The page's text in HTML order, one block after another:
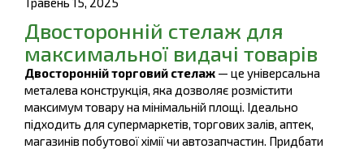
Двосторонній стелаж для
максимальної видачі товарів
Двосторонній торговий стелаж — це універсальна
металева конструкція, яка дозволяє розмістити
максимум товару на мінімальній площі. Ідеально
підходить для супермаркетів, торгових залів, аптек,
магазинів побутової хімії чи автозапчастин. Придбати